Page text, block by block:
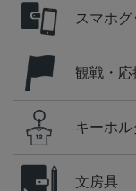
スマホグ
観戦・応
キーホ
文房具